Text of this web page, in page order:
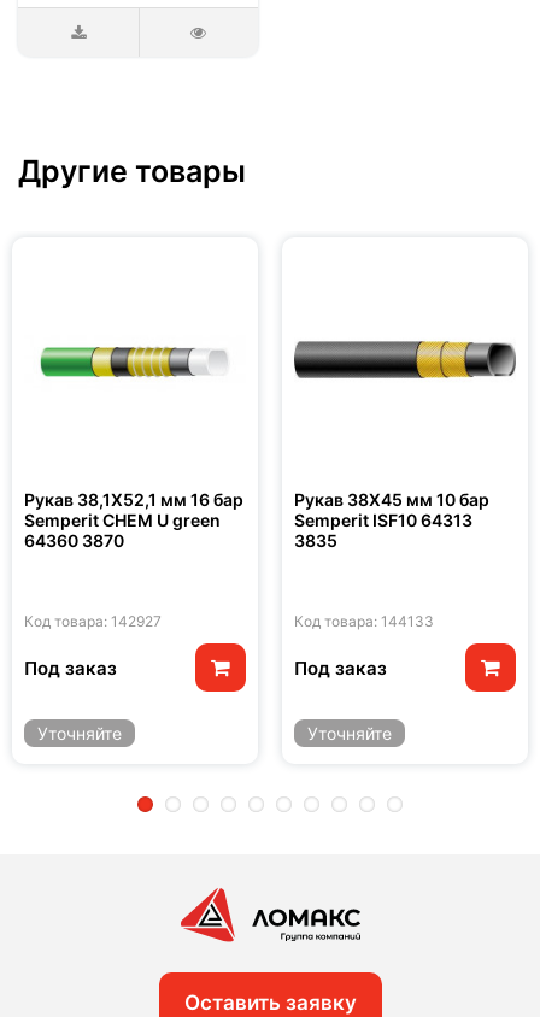
Другие товары
Рукав 38,1X52,1 мм 16 бар
Semperit CHEM U green
64360 3870
Код товара: 142927
Под заказ
Уточняйте
Рукав 38X45 мм 10 бар
Semperit ISF10 64313
3835
Код товара: 144133
Под заказ
Уточняйте
Оставить заявку